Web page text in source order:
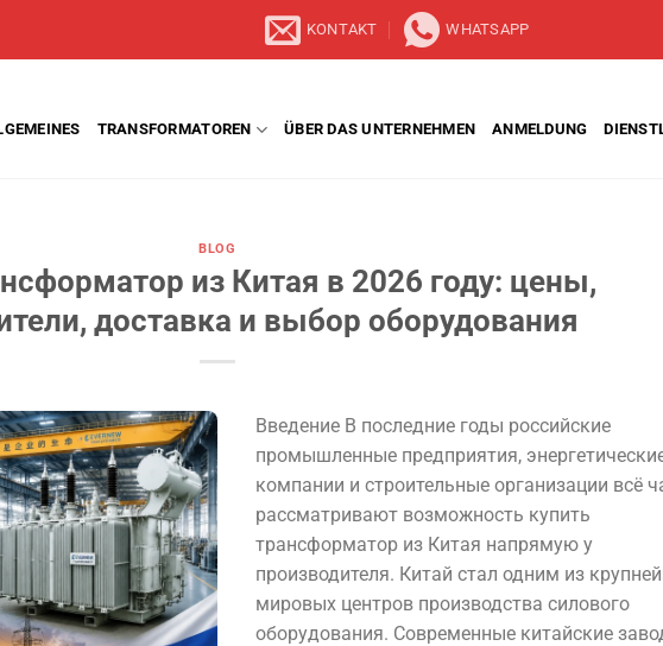
KONTAKT WHATSAPP
TRANSFORMATOREN ÜBER DAS UNTERNEHMEN ANMELDUNG
BLOG
из Китая в 2026 году: цены,
доставка и выбор оборудования
Введение В последние годы российские
промышленные предприятия,
компании и строительные организации всё
рассматривают возможность купить
трансформатор из Китая напрямую у
производителя. Китай стал одним из
мировых центров производства силового
оборудования. Современные китайские